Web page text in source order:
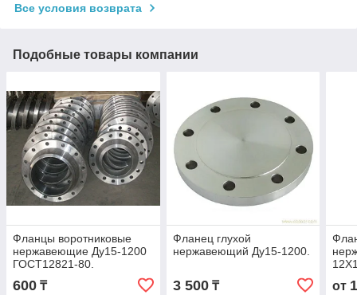
Все условия возврата
Подобные товары компании
Фланцы воротниковые
нержавеющие Ду15-1200
ГОСТ12821-80.
600 ₸
Фланец глухой
нержавеющий Ду15-1200.
3 500₸ от